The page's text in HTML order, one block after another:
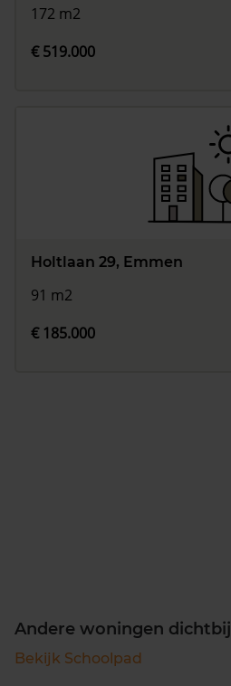
172 m2
€ 519.000
Holtlaan 29, Emmen
91 m2
€ 185.000
Andere woningen dichtbij
Bekijk Schoolpad